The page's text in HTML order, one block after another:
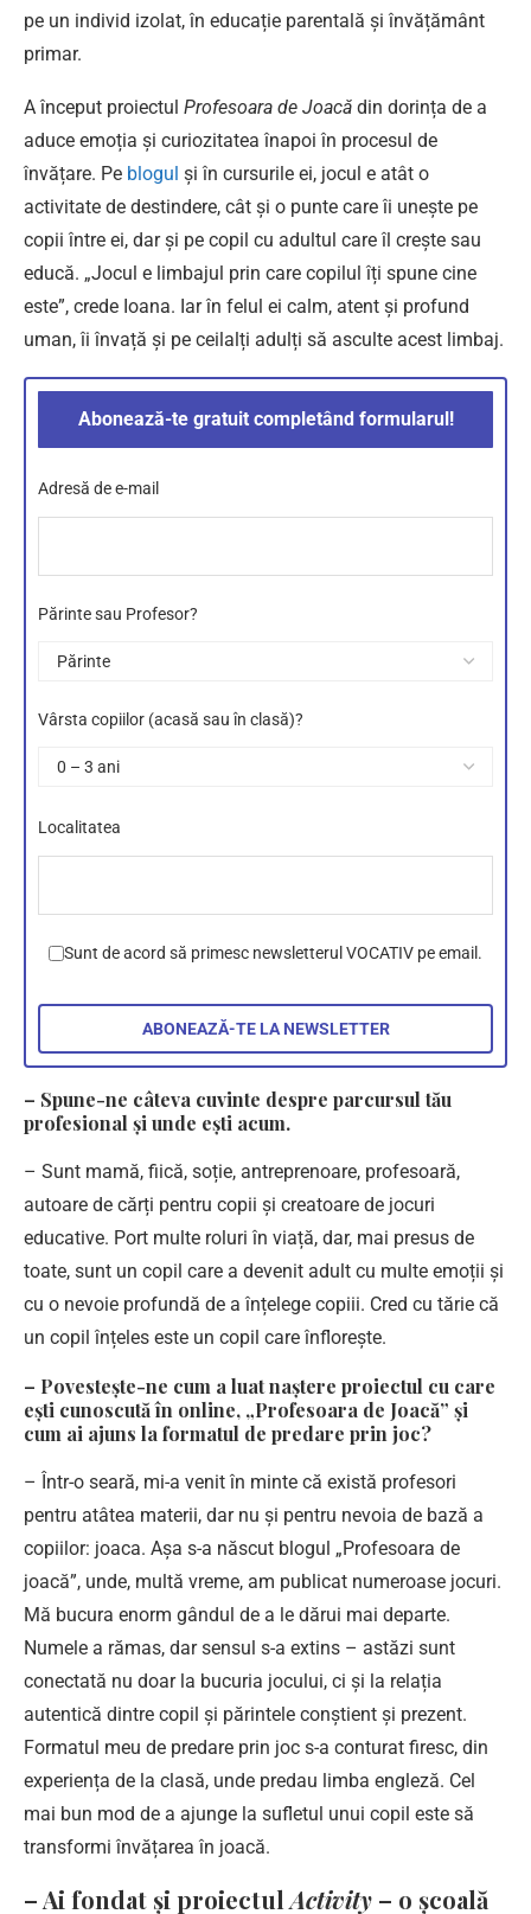
pe un individ izolat, în educație parentală și învățământ
primar.
A început proiectul Profesoara de Joacă din dorința de a
aduce emoția și curiozitatea înapoi în procesul de
învățare. Pe blogul și în cursurile ei, jocul e atât o
activitate de destindere, cât și o punte care îi unește pe
copii între ei, dar și pe copil cu adultul care îl crește sau
educă. „Jocul e limbajul prin care copilul îți spune cine
este”, crede Ioana. Iar în felul ei calm, atent și profund
uman, îi învață și pe ceilalți adulți să asculte acest limbaj.
Abonează-te gratuit completând formularul!
Adresă de e-mail
Părinte sau Profesor?
Vârsta copiilor (acasă sau în clasă)?
Localitatea
Sunt de acord să primesc newsletterul VOCATIV pe email.
– Spune-ne câteva cuvinte despre parcursul tău
profesional și unde ești acum.
– Sunt mamă, fiică, soție, antreprenoare, profesoară,
autoare de cărți pentru copii și creatoare de jocuri
educative. Port multe roluri în viață, dar, mai presus de
toate, sunt un copil care a devenit adult cu multe emoții și
cu o nevoie profundă de a înțelege copiii. Cred cu tărie că
un copil înțeles este un copil care înflorește.
– Povestește-ne cum a luat naștere proiectul cu care
ești cunoscută în online, „Profesoara de Joacă” și
cum ai ajuns la formatul de predare prin joc?
– Într-o seară, mi-a venit în minte că există profesori
pentru atâtea materii, dar nu și pentru nevoia de bază a
copiilor: joaca. Așa s-a născut blogul „Profesoara de
joacă”, unde, multă vreme, am publicat numeroase jocuri.
Mă bucura enorm gândul de a le dărui mai departe.
Numele a rămas, dar sensul s-a extins – astăzi sunt
conectată nu doar la bucuria jocului, ci și la relația
autentică dintre copil și părintele conștient și prezent.
Formatul meu de predare prin joc s-a conturat firesc, din
experiența de la clasă, unde predau limba engleză. Cel
mai bun mod de a ajunge la sufletul unui copil este să
transformi învățarea în joacă.
– Ai fondat și proiectulActivity – o școală